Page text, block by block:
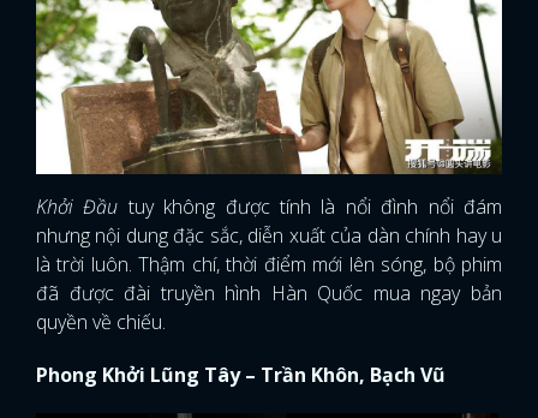
Khởi Đầu tuy không được tính là nổi đình nổi đám
nhưng nội dung đặc sắc, diễn xuất của dàn chính hay u
là trời luôn. Thậm chí, thời điểm mới lên sóng, bộ phim
đã được đài truyền hình Hàn Quốc mua ngay bản
quyền về chiếu.
Phong Khởi Lũng Tây – Trần Khôn, Bạch Vũ